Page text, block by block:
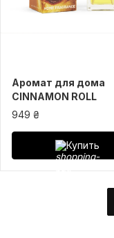
Аромат для дома
CINNAMON ROLL
949 ₴
Купить